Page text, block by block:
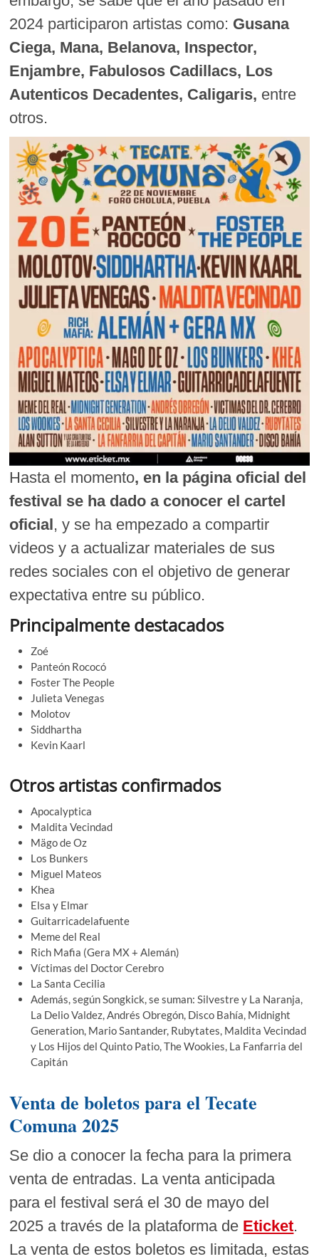
2024 participaron artistas como: Gusana
Ciega, Mana, Belanova, Inspector,
Enjambre, Fabulosos Cadillacs, Los
Autenticos Decadentes, Caligaris, entre
otros.
Hasta el momento, en la página oficial del
festival se ha dado a conocer el cartel
oficial, y se ha empezado a compartir
videos y a actualizar materiales de sus
redes sociales con el objetivo de generar
expectativa entre su público.
Principalmente destacados
Zoé
Panteón Rococó
Foster The People
Julieta Venegas
Molotov
Siddhartha
Kevin Kaarl
Otros artistas confirmados
Apocalyptica
Maldita Vecindad
Mägo de Oz
Los Bunkers
Miguel Mateos
Khea
Elsa y Elmar
Guitarricadelafuente
Meme del Real
Rich Mafia (Gera MX + Alemán)
Víctimas del Doctor Cerebro
La Santa Cecilia
Además, según Songkick, se suman: Silvestre y La Naranja,
La Delio Valdez, Andrés Obregón, Disco Bahía, Midnight
Generation, Mario Santander, Rubytates, Maldita Vecindad
y Los Hijos del Quinto Patio, The Wookies, La Fanfarria del
Capitán
Venta de boletos para el Tecate
Comuna 2025
Se dio a conocer la fecha para la primera
venta de entradas. La venta anticipada
para el festival será el 30 de mayo del
2025 a través de la plataforma de Eticket.
La venta de estos boletos es limitada, estas